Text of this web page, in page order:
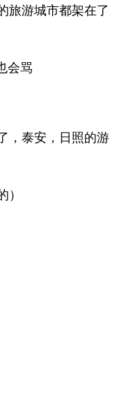
旅游城市都架在了
会骂
，泰安，日照的游